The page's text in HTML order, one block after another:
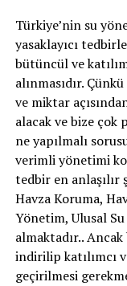
Türkiye’nin su
yasaklayıcı
bütüncül ve
alınmasıdır.
ve miktar
alacak ve bize çok
ne yapılmalı
verimli yönetimi
tedbir en anlaşılır
Havza Koruma,
Yönetim, Ulusal
almaktadır..
indirilip katılımcı
geçirilmesi